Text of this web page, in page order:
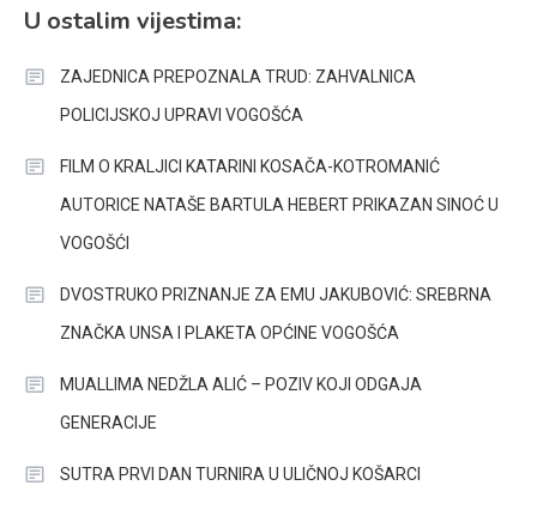
U ostalim vijestima:
ZAJEDNICA PREPOZNALA TRUD: ZAHVALNICA
POLICIJSKOJ UPRAVI VOGOŠĆA
FILM O KRALJICI KATARINI KOSAČA-KOTROMANIĆ
AUTORICE NATAŠE BARTULA HEBERT PRIKAZAN SINOĆ U
VOGOŠĆI
DVOSTRUKO PRIZNANJE ZA EMU JAKUBOVIĆ: SREBRNA
ZNAČKA UNSA I PLAKETA OPĆINE VOGOŠĆA
MUALLIMA NEDŽLA ALIĆ – POZIV KOJI ODGAJA
GENERACIJE
SUTRA PRVI DAN TURNIRA U ULIČNOJ KOŠARCI